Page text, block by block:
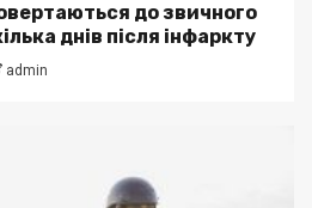
до звичного
днів після інфаркту
admin